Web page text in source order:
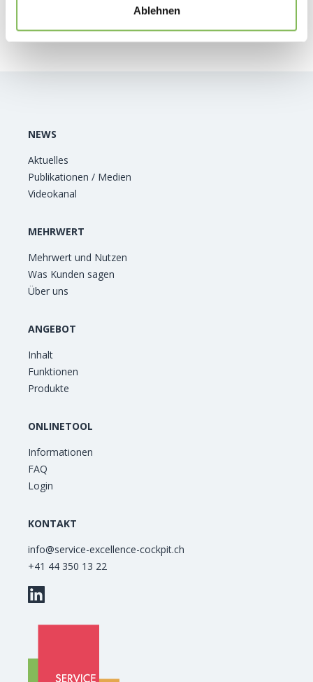
Ablehnen
NEWS
Aktuelles
Publikationen / Medien
Videokanal
MEHRWERT
Mehrwert und Nutzen
Was Kunden sagen
Über uns
ANGEBOT
Inhalt
Funktionen
Produkte
ONLINETOOL
Informationen
FAQ
Login
KONTAKT
info@service-excellence-cockpit.ch
+41 44 350 13 22